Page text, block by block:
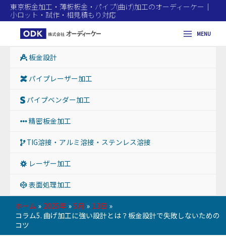
東京板金加工・薄板板金・パイプ(曲げ)加工のオーディーケー｜
小ロット・試作・相見積もり対応
MENU
板金設計
パイプレーザー加工
パイプベンダー加工
精密板金加工
TIG溶接・アルミ溶接・ステンレス溶接
レーザー加工
表面処理加工
ホーム 2025年 5月
13日
コラム5. 曲げ加工に強い設計とは？板金設計で失敗しないための
コツ